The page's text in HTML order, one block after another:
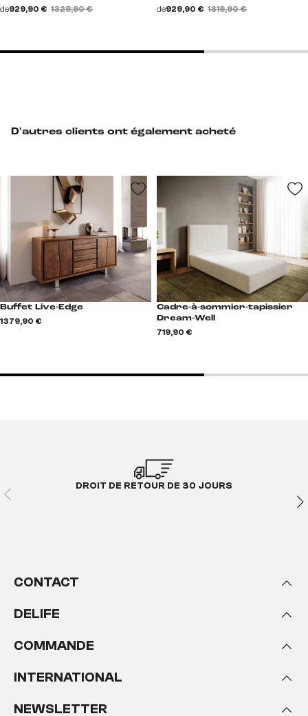
D'autres clients ont également acheté
Buffet Live-Edge
1 379,90 €
Cadre-à-sommier-tapissier
Dream-Well
719,90 €
de929,90 € 1 329,90 € de929,90 € 1 319,90 €
DROIT DE RETOUR DE 30 JOURS
CONTACT
DELIFE
COMMANDE
INTERNATIONAL
NEWSLETTER